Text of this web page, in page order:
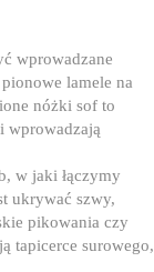
wprowadzane
lamele na
nóżki sof to
wprowadzają
w jaki łączymy
ukrywać szwy,
pikowania czy
tapicerce surowego,